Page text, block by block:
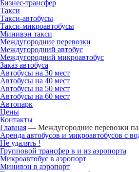
Бизнес-трансфер
Такси
Такси-автобусы
Такси-микроавтобусы
Минивэн такси
Междугородние перевозки
Междугородний автобус
Междугородний микроавтобус
Заказ автобуса
Автобусы на 30 мест
Автобусы на 40 мест
Автобусы на 50 мест
Автобусы на 60 мест
Автопарк
Цены
Контакты
Главная — Междугородние перевозки
Аренда автобусов и микроавтобусов с
Не удалять !
Групповой трансфер в и из аэропорта
Микроавтобус в аэропорт
Минивэн в аэропорт